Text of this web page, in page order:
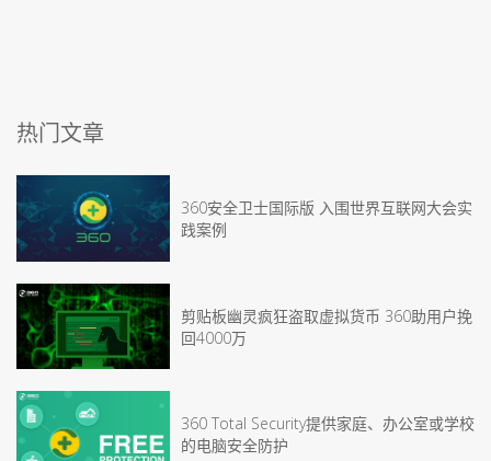
热门文章
360安全卫士国际版 入围世界互联网大会实
践案例
剪贴板幽灵疯狂盗取虚拟货币 360助用户挽
回4000万
360 Total Security提供家庭、办公室或学校
的电脑安全防护